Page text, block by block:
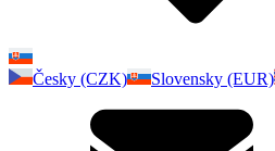
Česky (CZK)
Slovensky (EUR)